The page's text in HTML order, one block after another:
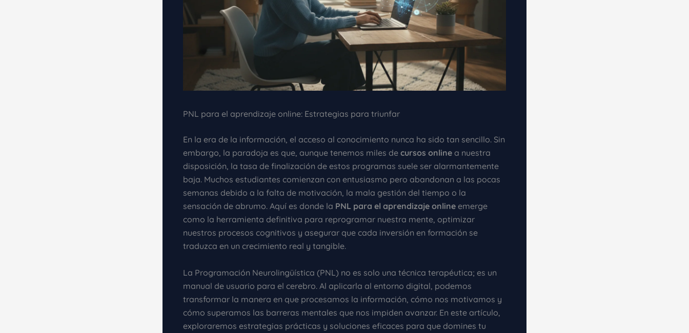
PNL para el aprendizaje online: Estrategias para triunfar
En la era de la información, el acceso al conocimiento nunca ha sido tan sencillo. Sin
embargo, la paradoja es que, aunque tenemos miles de cursos online a nuestra
disposición, la tasa de finalización de estos programas suele ser alarmantemente
baja. Muchos estudiantes comienzan con entusiasmo pero abandonan a las pocas
semanas debido a la falta de motivación, la mala gestión del tiempo o la
sensación de abrumo. Aquí es donde la PNL para el aprendizaje online emerge
como la herramienta definitiva para reprogramar nuestra mente, optimizar
nuestros procesos cognitivos y asegurar que cada inversión en formación se
traduzca en un crecimiento real y tangible.
La Programación Neurolingüística (PNL) no es solo una técnica terapéutica; es un
manual de usuario para el cerebro. Al aplicarla al entorno digital, podemos
transformar la manera en que procesamos la información, cómo nos motivamos y
cómo superamos las barreras mentales que nos impiden avanzar. En este artículo,
exploraremos estrategias prácticas y soluciones eficaces para que domines tu